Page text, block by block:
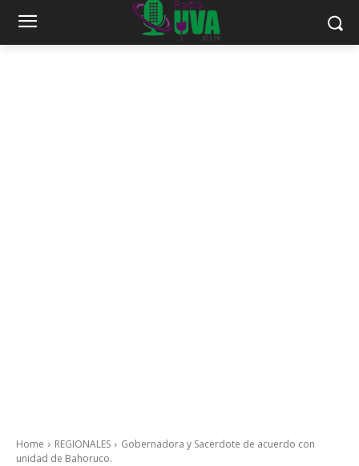
Home REGIONALES
Gobernadora y Sacerdote de acuerdo con
unidad de Bahoruco.